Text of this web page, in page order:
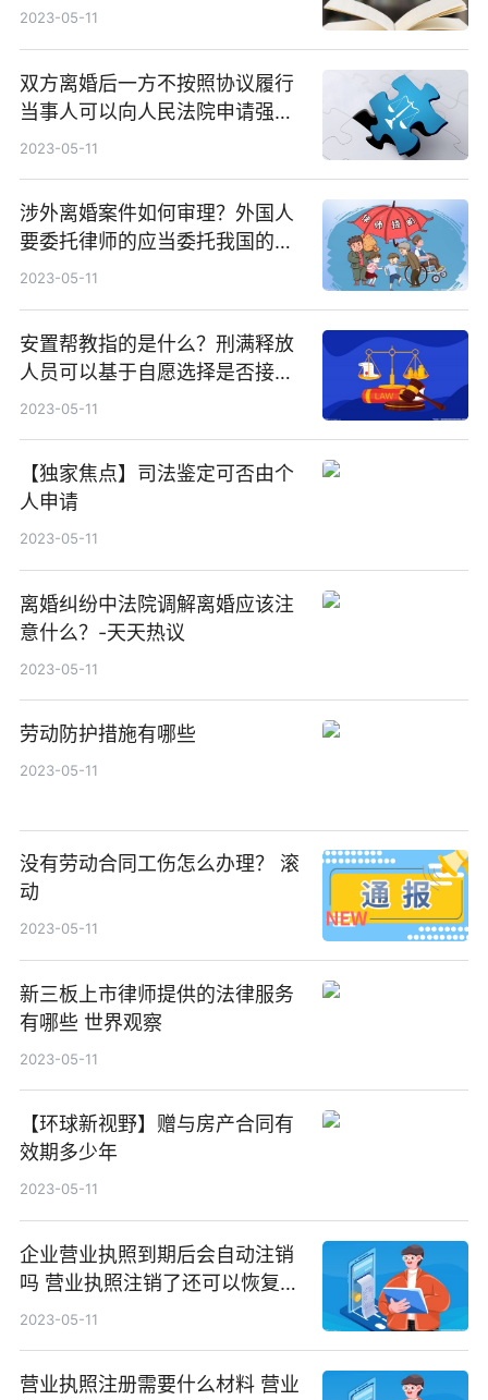
2023-05-11
双方离婚后一方不按照协议履行
当事人可以向人民法院申请强制
执行吗？
2023-05-11
涉外离婚案件如何审理？外国人
要委托律师的应当委托我国的律
师吗？
2023-05-11
安置帮教指的是什么？刑满释放
人员可以基于自愿选择是否接受
吗？
2023-05-11
【独家焦点】司法鉴定可否由个
人申请
2023-05-11
离婚纠纷中法院调解离婚应该注
意什么？-天天热议
2023-05-11
劳动防护措施有哪些
2023-05-11
没有劳动合同工伤怎么办理？ 滚
动
2023-05-11
新三板上市律师提供的法律服务
有哪些 世界观察
2023-05-11
【环球新视野】赠与房产合同有
效期多少年
2023-05-11
企业营业执照到期后会自动注销
吗 营业执照注销了还可以恢复
吗？
2023-05-11
营业执照注册需要什么材料 营业